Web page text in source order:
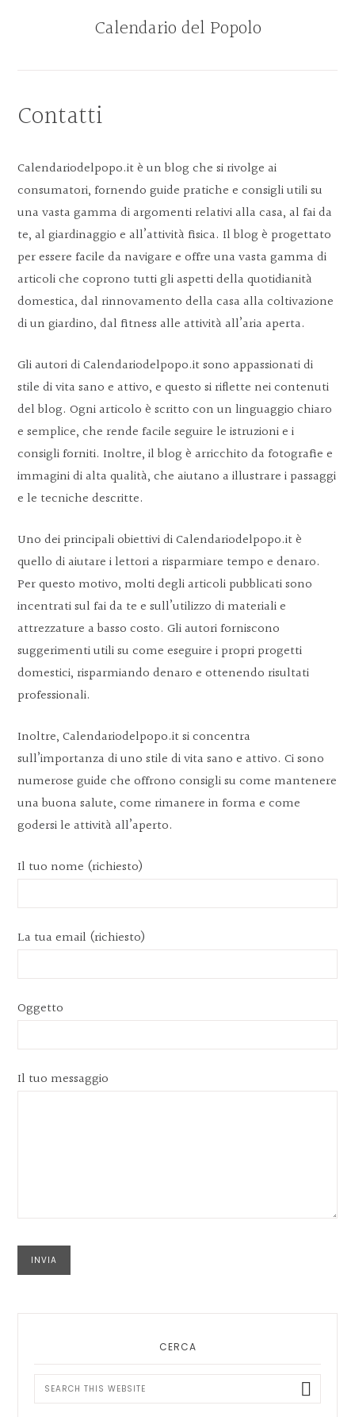
content
sidebar
Calendario del Popolo
Contatti
Calendariodelpopo.it è un blog che si rivolge ai
consumatori, fornendo guide pratiche e consigli utili su
una vasta gamma di argomenti relativi alla casa, al fai da
te, al giardinaggio e all’attività fisica. Il blog è progettato
per essere facile da navigare e offre una vasta gamma di
articoli che coprono tutti gli aspetti della quotidianità
domestica, dal rinnovamento della casa alla coltivazione
di un giardino, dal fitness alle attività all’aria aperta.
Gli autori di Calendariodelpopo.it sono appassionati di
stile di vita sano e attivo, e questo si riflette nei contenuti
del blog. Ogni articolo è scritto con un linguaggio chiaro
e semplice, che rende facile seguire le istruzioni e i
consigli forniti. Inoltre, il blog è arricchito da fotografie e
immagini di alta qualità, che aiutano a illustrare i passaggi
e le tecniche descritte.
Uno dei principali obiettivi di Calendariodelpopo.it è
quello di aiutare i lettori a risparmiare tempo e denaro.
Per questo motivo, molti degli articoli pubblicati sono
incentrati sul fai da te e sull’utilizzo di materiali e
attrezzature a basso costo. Gli autori forniscono
suggerimenti utili su come eseguire i propri progetti
domestici, risparmiando denaro e ottenendo risultati
professionali.
Inoltre, Calendariodelpopo.it si concentra
sull’importanza di uno stile di vita sano e attivo. Ci sono
numerose guide che offrono consigli su come mantenere
una buona salute, come rimanere in forma e come
godersi le attività all’aperto.
Il tuo nome (richiesto)
La tua email (richiesto)
Oggetto
Il tuo messaggio
CERCA
Search
this